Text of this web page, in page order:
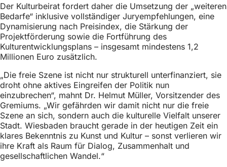
e
r
:
Der Kulturbeirat fordert daher die Umsetzung der „weiteren
Bedarfe“ inklusive vollständiger Juryempfehlungen, eine
Dynamisierung nach Preisindex, die Stärkung der
Projektförderung sowie die Fortführung des
Kulturentwicklungsplans – insgesamt mindestens 1,2
Millionen Euro zusätzlich.
„Die freie Szene ist nicht nur strukturell unterfinanziert, sie
droht ohne aktives Eingreifen der Politik nun
einzubrechen“, mahnt Dr. Helmut Müller, Vorsitzender des
Gremiums. „Wir gefährden wir damit nicht nur die freie
Szene an sich, sondern auch die kulturelle Vielfalt unserer
Stadt. Wiesbaden braucht gerade in der heutigen Zeit ein
klares Bekenntnis zu Kunst und Kultur – sonst verlieren wir
ihre Kraft als Raum für Dialog, Zusammenhalt und
gesellschaftlichen Wandel.“